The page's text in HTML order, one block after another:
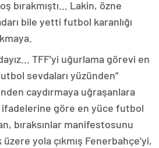
bırakmıştı… Lakin, özne
bile yetti futbol karanlığı
TFF’yi uğurlama görevi en
sevdaları yüzünden”
caydırmaya uğraşanlara
göre en yüce futbol
bıraksınlar manifestosunu
yola çıkmış Fenerbahçe’yi,